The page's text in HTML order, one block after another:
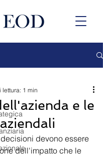
e le
lettura: 1 min
devono essere
dell'impatto che le